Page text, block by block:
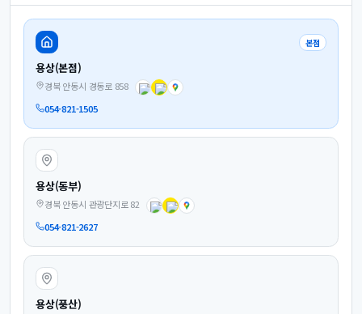
본점
용상(본점)
경북 안동시 경동로 858
054-821-1505
용상(동부)
경북 안동시 관광단지로 82
054-821-2627
용상(풍산)